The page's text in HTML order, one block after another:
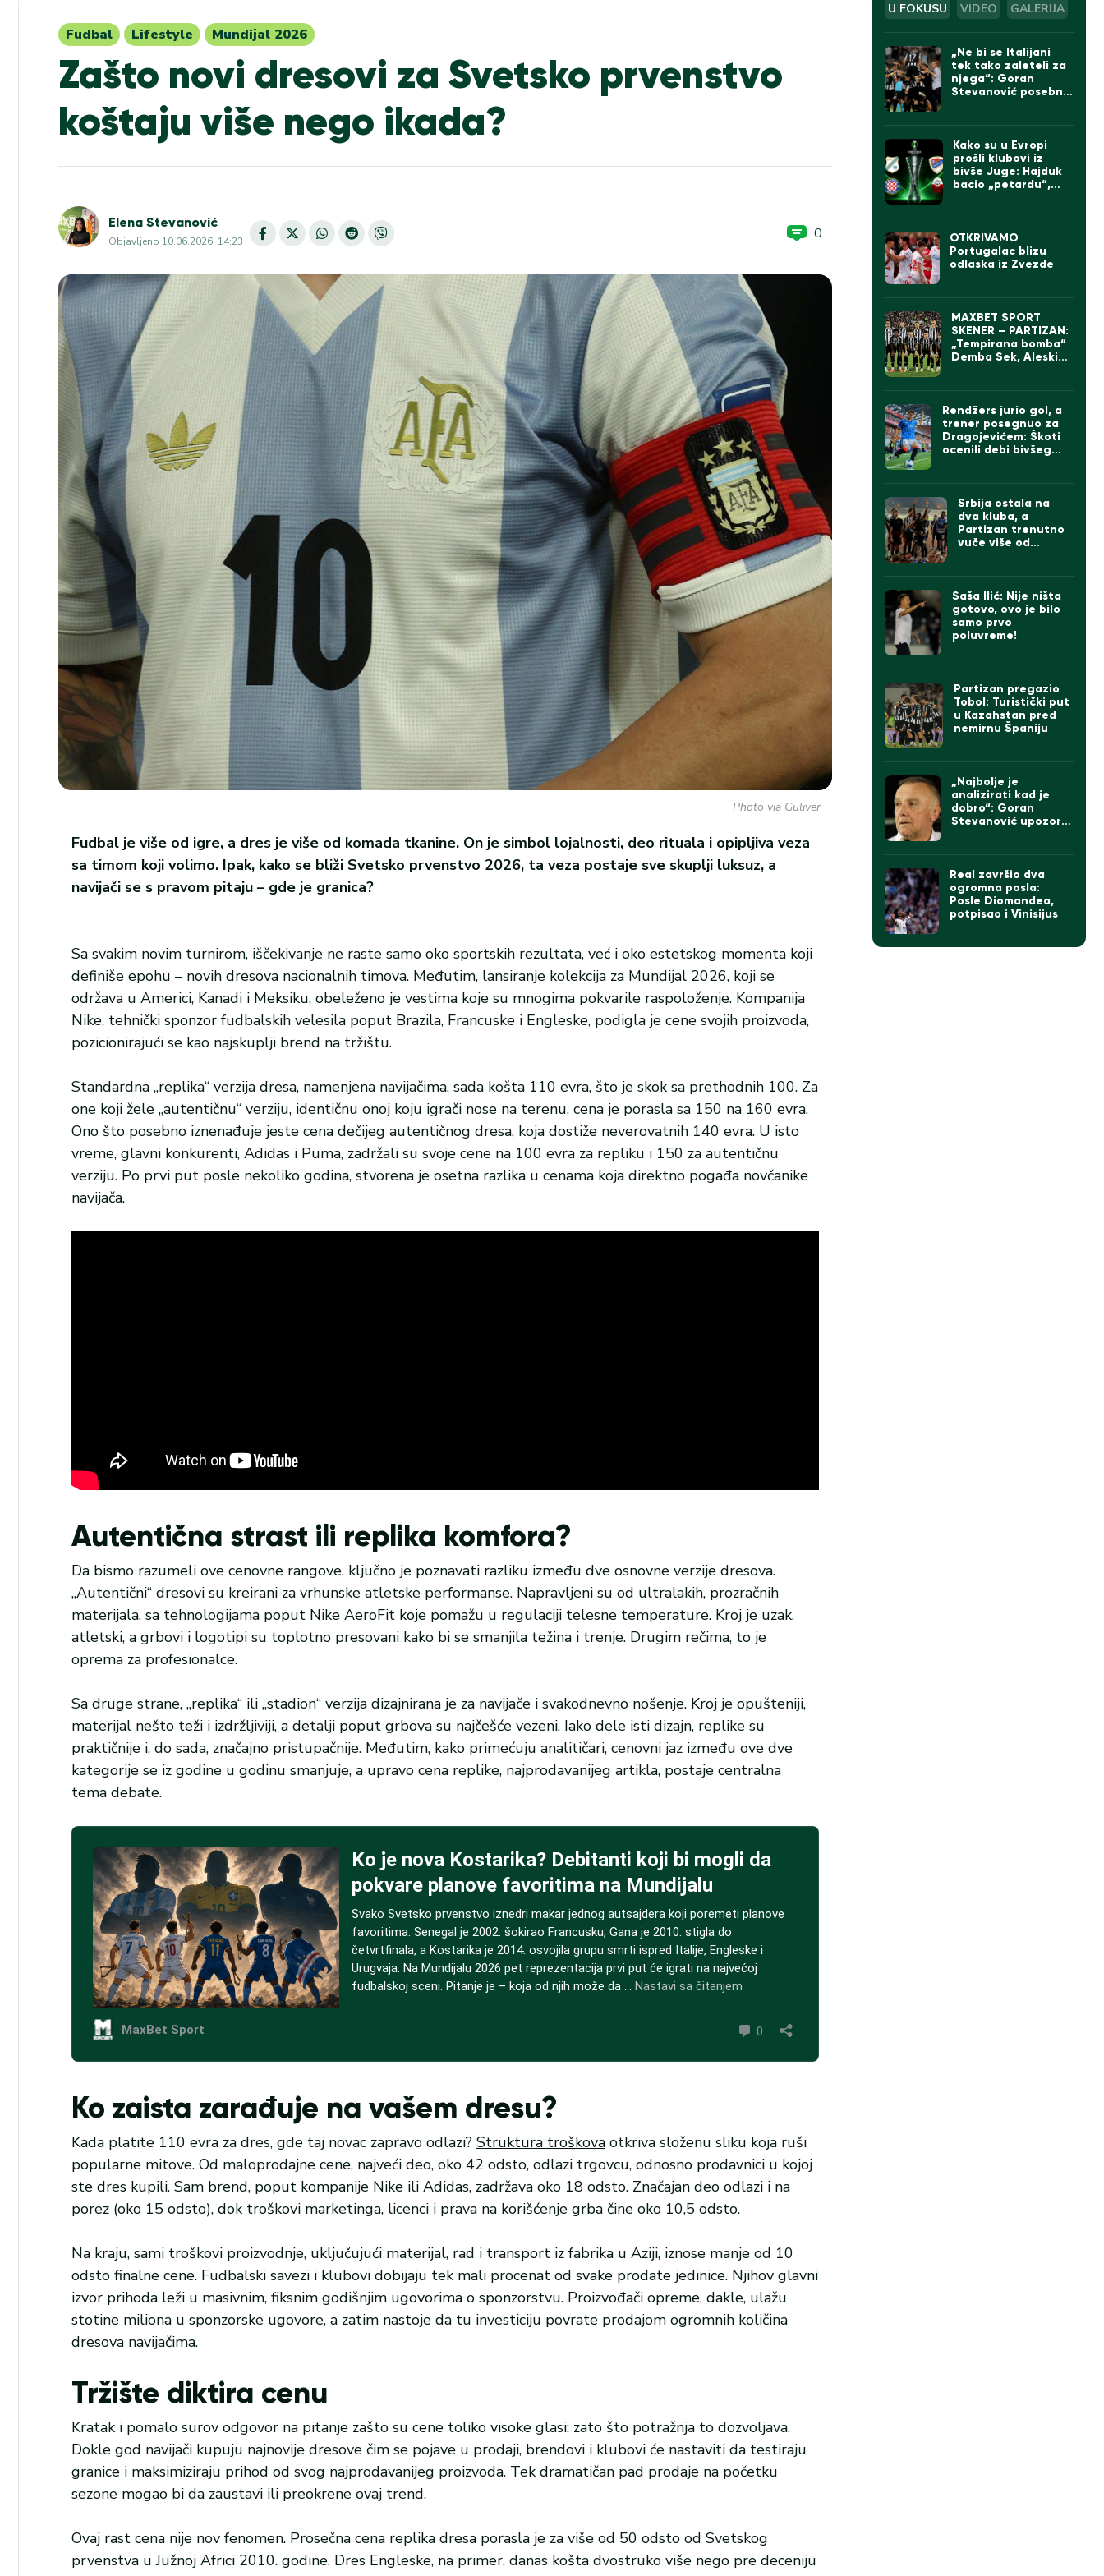
Fudbal Lifestyle Mundijal 2026
Zašto novi dresovi za Svetsko prvenstvo
koštaju više nego ikada?
Elena Stevanović
Objavljeno 10.06.2026. 14:23 0
Photo via Guliver
Fudbal je više od igre, a dres je više od komada tkanine. On je simbol lojalnosti, deo rituala i opipljiva veza
sa timom koji volimo. Ipak, kako se bliži Svetsko prvenstvo 2026, ta veza postaje sve skuplji luksuz, a
navijači se s pravom pitaju – gde je granica?
Sa svakim novim turnirom, iščekivanje ne raste samo oko sportskih rezultata, već i oko estetskog momenta koji
definiše epohu – novih dresova nacionalnih timova. Međutim, lansiranje kolekcija za Mundijal 2026, koji se
održava u Americi, Kanadi i Meksiku, obeleženo je vestima koje su mnogima pokvarile raspoloženje. Kompanija
Nike, tehnički sponzor fudbalskih velesila poput Brazila, Francuske i Engleske, podigla je cene svojih proizvoda,
pozicionirajući se kao najskuplji brend na tržištu.
Standardna „replika“ verzija dresa, namenjena navijačima, sada košta 110 evra, što je skok sa prethodnih 100. Za
one koji žele „autentičnu“ verziju, identičnu onoj koju igrači nose na terenu, cena je porasla sa 150 na 160 evra.
Ono što posebno iznenađuje jeste cena dečijeg autentičnog dresa, koja dostiže neverovatnih 140 evra. U isto
vreme, glavni konkurenti, Adidas i Puma, zadržali su svoje cene na 100 evra za repliku i 150 za autentičnu
verziju. Po prvi put posle nekoliko godina, stvorena je osetna razlika u cenama koja direktno pogađa novčanike
navijača.
Autentična strast ili replika komfora?
Da bismo razumeli ove cenovne rangove, ključno je poznavati razliku između dve osnovne verzije dresova.
„Autentični“ dresovi su kreirani za vrhunske atletske performanse. Napravljeni su od ultralakih, prozračnih
materijala, sa tehnologijama poput Nike AeroFit koje pomažu u regulaciji telesne temperature. Kroj je uzak,
atletski, a grbovi i logotipi su toplotno presovani kako bi se smanjila težina i trenje. Drugim rečima, to je
oprema za profesionalce.
Sa druge strane, „replika“ ili „stadion“ verzija dizajnirana je za navijače i svakodnevno nošenje. Kroj je opušteniji,
materijal nešto teži i izdržljiviji, a detalji poput grbova su najčešće vezeni. Iako dele isti dizajn, replike su
praktičnije i, do sada, značajno pristupačnije. Međutim, kako primećuju analitičari, cenovni jaz između ove dve
kategorije se iz godine u godinu smanjuje, a upravo cena replike, najprodavanijeg artikla, postaje centralna
tema debate.
Ko zaista zarađuje na vašem dresu?
Kada platite 110 evra za dres, gde taj novac zapravo odlazi? Struktura troškova otkriva složenu sliku koja ruši
popularne mitove. Od maloprodajne cene, najveći deo, oko 42 odsto, odlazi trgovcu, odnosno prodavnici u kojoj
ste dres kupili. Sam brend, poput kompanije Nike ili Adidas, zadržava oko 18 odsto. Značajan deo odlazi i na
porez (oko 15 odsto), dok troškovi marketinga, licenci i prava na korišćenje grba čine oko 10,5 odsto.
Na kraju, sami troškovi proizvodnje, uključujući materijal, rad i transport iz fabrika u Aziji, iznose manje od 10
odsto finalne cene. Fudbalski savezi i klubovi dobijaju tek mali procenat od svake prodate jedinice. Njihov glavni
izvor prihoda leži u masivnim, fiksnim godišnjim ugovorima o sponzorstvu. Proizvođači opreme, dakle, ulažu
stotine miliona u sponzorske ugovore, a zatim nastoje da tu investiciju povrate prodajom ogromnih količina
dresova navijačima.
Tržište diktira cenu
Kratak i pomalo surov odgovor na pitanje zašto su cene toliko visoke glasi: zato što potražnja to dozvoljava.
Dokle god navijači kupuju najnovije dresove čim se pojave u prodaji, brendovi i klubovi će nastaviti da testiraju
granice i maksimiziraju prihod od svog najprodavanijeg proizvoda. Tek dramatičan pad prodaje na početku
sezone mogao bi da zaustavi ili preokrene ovaj trend.
Ovaj rast cena nije nov fenomen. Prosečna cena replika dresa porasla je za više od 50 odsto od Svetskog
prvenstva u Južnoj Africi 2010. godine. Dres Engleske, na primer, danas košta dvostruko više nego pre deceniju
U FOKUSU VIDEO GALERIJA
„Ne bi se Italijani
tek tako zaleteli za
njega“: Goran
Stevanović posebno
Kako su u Evropi
prošli klubovi iz
bivše Juge: Hajduk
bacio „petardu“,
OTKRIVAMO
Portugalac blizu
odlaska iz Zvezde
MAXBET SPORT
SKENER – PARTIZAN:
„Tempirana bomba“
Demba Sek, Aleskić
Rendžers jurio gol, a
trener posegnuo za
Dragojevićem: Škoti
ocenili debi bivšeg
Srbija ostala na
dva kluba, a
Partizan trenutno
vuče više od
Saša Ilić: Nije ništa
gotovo, ovo je bilo
samo prvo
poluvreme!
Partizan pregazio
Tobol: Turistički put
u Kazahstan pred
nemirnu Španiju
„Najbolje je
analizirati kad je
dobro“: Goran
Stevanović upozorio
Real završio dva
ogromna posla:
Posle Diomandea,
potpisao i Vinisijus